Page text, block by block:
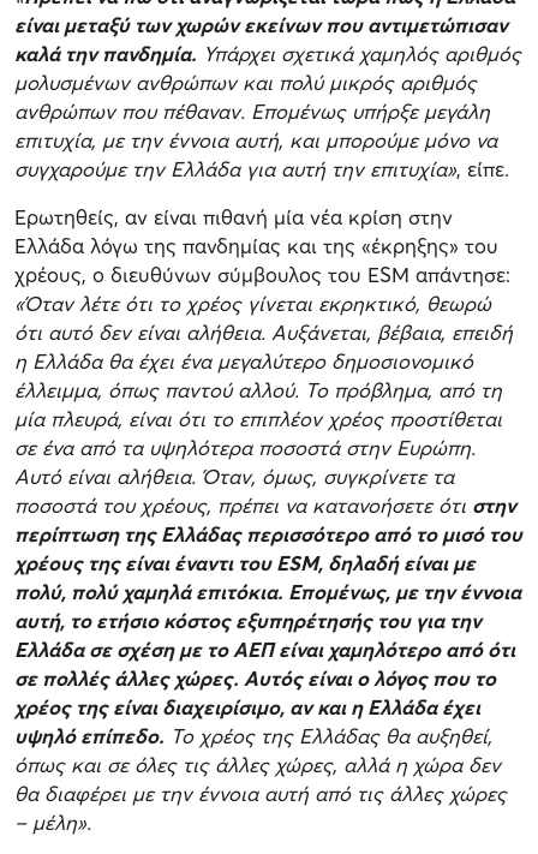
είναι μεταξύ των χωρών εκείνων που αντιμετώπισαν
καλά την πανδημία. Υπάρχει σχετικά χαμηλός αριθμός
μολυσμένων ανθρώπων και πολύ μικρός αριθμός
ανθρώπων που πέθαναν. Επομένως υπήρξε μεγάλη
επιτυχία, με την έννοια αυτή, και μπορούμε μόνο να
συγχαρούμε την Ελλάδα για αυτή την επιτυχία», είπε.
Ερωτηθείς, αν είναι πιθανή μία νέα κρίση στην
Ελλάδα λόγω της πανδημίας και της «έκρηξης» του
χρέους, ο διευθύνων σύμβουλος του ESM απάντησε:
«Όταν λέτε ότι το χρέος γίνεται εκρηκτικό, θεωρώ
ότι αυτό δεν είναι αλήθεια. Αυξάνεται, βέβαια, επειδή
η Ελλάδα θα έχει ένα μεγαλύτερο δημοσιονομικό
έλλειμμα, όπως παντού αλλού. Το πρόβλημα, από τη
μία πλευρά, είναι ότι το επιπλέον χρέος προστίθεται
σε ένα από τα υψηλότερα ποσοστά στην Ευρώπη.
Αυτό είναι αλήθεια. Όταν, όμως, συγκρίνετε τα
ποσοστά του χρέους, πρέπει να κατανοήσετε ότι στην
περίπτωση της Ελλάδας περισσότερο από το μισό του
χρέους της είναι έναντι του ESM, δηλαδή είναι με
πολύ, πολύ χαμηλά επιτόκια. Επομένως, με την έννοια
αυτή, το ετήσιο κόστος εξυπηρέτησής του για την
Ελλάδα σε σχέση με το ΑΕΠ είναι χαμηλότερο από ότι
σε πολλές άλλες χώρες. Αυτός είναι ο λόγος που το
χρέος της είναι διαχειρίσιμο, αν και η Ελλάδα έχει
υψηλό επίπεδο. Το χρέος της Ελλάδας θα αυξηθεί,
όπως και σε όλες τις άλλες χώρες, αλλά η χώρα δεν
θα διαφέρει με την έννοια αυτή από τις άλλες χώρες
– μέλη».